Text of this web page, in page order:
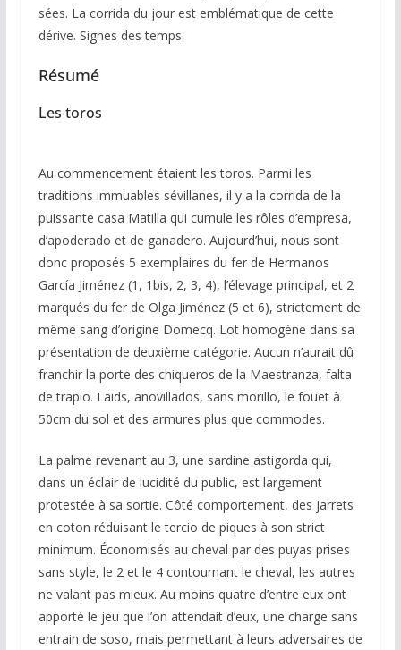
sées. La corrida du jour est emblématique de cette
dérive. Signes des temps.
Résumé
Les toros
Au commencement étaient les toros. Parmi les
traditions immuables sévillanes, il y a la corrida de la
puissante casa Matilla qui cumule les rôles d’empresa,
d’apoderado et de ganadero. Aujourd’hui, nous sont
donc proposés 5 exemplaires du fer de Hermanos
García Jiménez (1, 1bis, 2, 3, 4), l’élevage principal, et 2
marqués du fer de Olga Jiménez (5 et 6), strictement de
même sang d’origine Domecq. Lot homogène dans sa
présentation de deuxième catégorie. Aucun n’aurait dû
franchir la porte des chiqueros de la Maestranza, falta
de trapio. Laids, anovillados, sans morillo, le fouet à
50cm du sol et des armures plus que commodes.
La palme revenant au 3, une sardine astigorda qui,
dans un éclair de lucidité du public, est largement
protestée à sa sortie. Côté comportement, des jarrets
en coton réduisant le tercio de piques à son strict
minimum. Économisés au cheval par des puyas prises
sans style, le 2 et le 4 contournant le cheval, les autres
ne valant pas mieux. Au moins quatre d’entre eux ont
apporté le jeu que l’on attendait d’eux, une charge sans
entrain de soso, mais permettant à leurs adversaires de